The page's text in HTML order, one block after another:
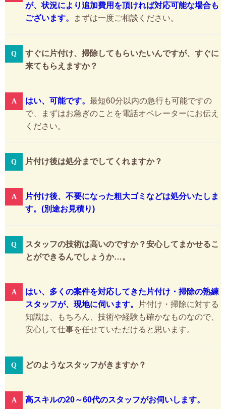
が、状況により追加費用を頂ければ対応可能な場合も
ございます。
まずは一度ご相談ください。
すぐに片付け、掃除してもらいたいんですが、すぐに
来てもらえますか？
はい、可能です。 最短60分以内の急行も可能ですの
で、まずはお急ぎのことを電話オペレーターにお伝え
ください。
片付け後は処分までしてくれますか？
片付け後、不要になった粗大ゴミなどは処分いたしま
す。(別途お見積り)
スタッフの技術は高いのですか？安心してまかせるこ
とができるんでしょうか…。
はい、多くの案件を対応してきた片付け・掃除の熟練
スタッフが、現地に伺います。
片付け・掃除に対する
知識は、もちろん、技術や経験も確かなものなので、
安心して仕事を任せていただけると思います。
どのようなスタッフがきますか？
高スキルの20～60代のスタッフがお伺いします。